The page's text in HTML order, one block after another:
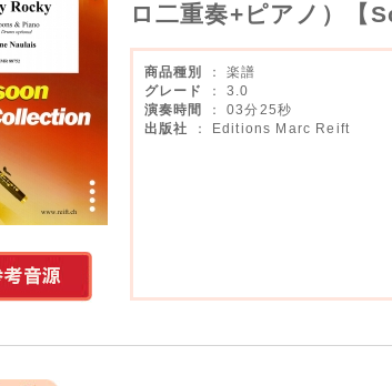
ロ二重奏+ピアノ）【
商品種別
： 楽譜
グレード
： 3.0
演奏時間
： 03分25秒
出版社
： Editions Marc Reift